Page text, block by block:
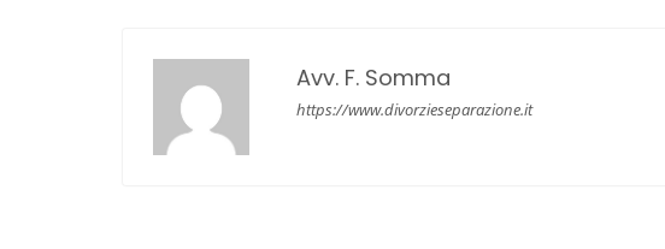
Avv. F. Somma
https://www.divorzieseparazione.it